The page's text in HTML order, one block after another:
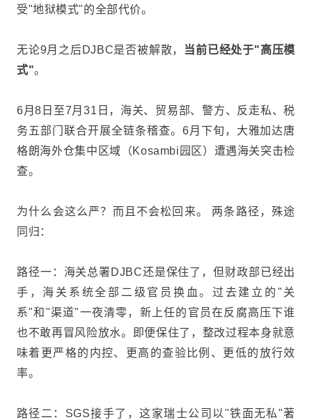
受"地狱模式"的全部代价。
无论9月之后DJBC是否被解散，
当前已经处于"高压模
式"。
6月8日至7月31日，海关、贸易部、警方、反走私、税
务五部门联合开展全链条稽查。 6月下旬，大雅加达唐
格朗海外仓集中区域（Kosambi园区）遭遇海关突击检
查。
为什么会这么严？而且不会松回来。 两条路径，殊途
同归：
路径一：海关总署DJBC还是保住了，但财政部已经出
手，海关系统全部二级官员换血。过去建立的"关
系"和"渠道"一夜清零，新上任的官员在反腐高压下谁
也不敢再冒风险放水。即便保住了，整改过程本身就意
味着更严格的内控、更高的查验比例、更低的放行效
率。
路径二：SGS接手了，这家瑞士公司以"铁面无私"著